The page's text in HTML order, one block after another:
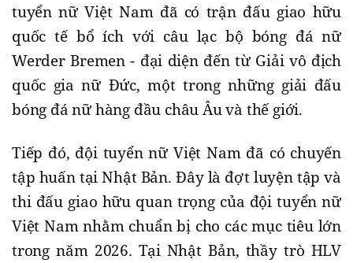
tuyển nữ Việt Nam đã có trận đấu giao hữu
quốc tế bổ ích với câu lạc bộ bóng đá nữ
Werder Bremen - đại diện đến từ Giải vô địch
quốc gia nữ Đức, một trong những giải đấu
bóng đá nữ hàng đầu châu Âu và thế giới.
Tiếp đó, đội tuyển nữ Việt Nam đã có chuyến
tập huấn tại Nhật Bản. Đây là đợt luyện tập và
thi đấu giao hữu quan trọng của đội tuyển nữ
Việt Nam nhằm chuẩn bị cho các mục tiêu lớn
trong năm 2026. Tại Nhật Bản, thầy trò HLV